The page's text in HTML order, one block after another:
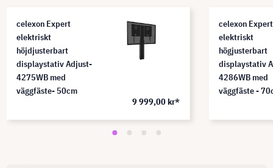
celexon Expert
elektriskt
höjdjusterbart
displaystativ Adjust-
4275WB med
väggfäste- 50cm
9 999,00 kr*
celexon Expert
elektriskt
högjusterbart
displaystativ
4286WB med
väggfäste -